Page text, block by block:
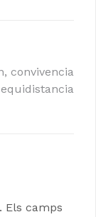
convivencia
Els camps